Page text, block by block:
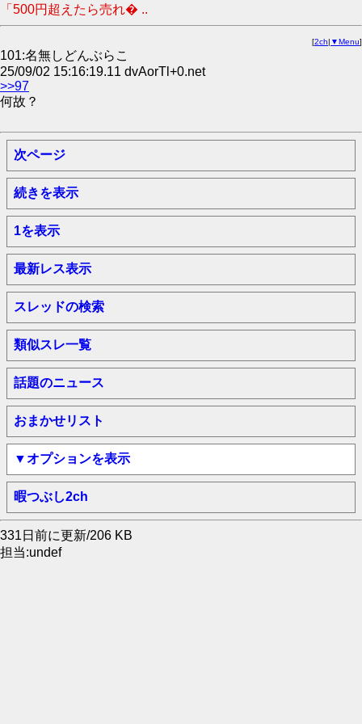
「500円超えたら売れ� ..
[2ch| ▼Menu]
101:名無しどんぶらこ
25/09/02 15:16:19.11 dvAorTl+0.net
>>97
何故？
次ページ
続きを表示
1を表示
最新レス表示
スレッドの検索
類似スレ一覧
話題のニュース
おまかせリスト
▼オプションを表示
暇つぶし2ch
331日前に更新/206 KB
担当:undef